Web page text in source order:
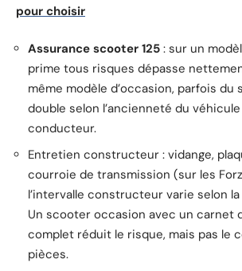
pour choisir
Assurance scooter 125 : sur un
prime tous risques dépasse
même modèle d’occasion, parfois du
double selon l’ancienneté du
conducteur.
Entretien constructeur : vidange,
courroie de transmission (sur les
l’intervalle constructeur varie selon
Un scooter occasion avec un carnet
complet réduit le risque, mais pas le
pièces.